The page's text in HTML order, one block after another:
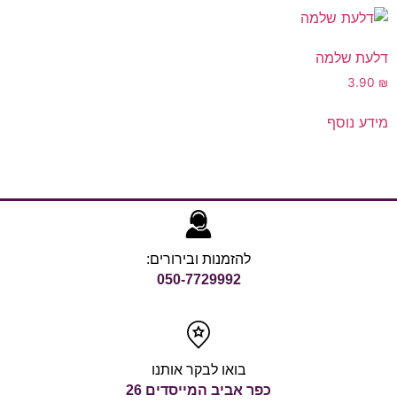
דלעת שלמה
3.90 ₪
מידע נוסף
להזמנות ובירורים:
050-7729992
בואו לבקר אותנו
כפר אביב המייסדים 26